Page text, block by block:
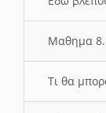
Μαθημα 8.
Τι θα